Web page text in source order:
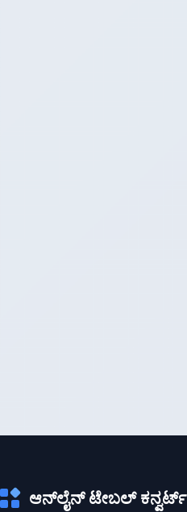
ಆನ್‌ಲೈನ್ ಟೇಬಲ್ ಕನ್ವರ್ಟ್